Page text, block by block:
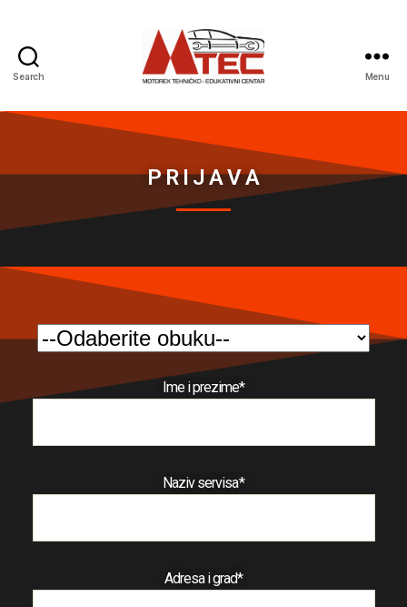
Search Menu
P R I J A V A
Ime i prezime*
Naziv servisa*
Adresa i grad*